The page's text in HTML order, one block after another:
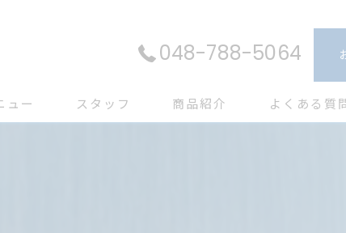
048-788-5064
ュー スタッフ 商品紹介 よくある質